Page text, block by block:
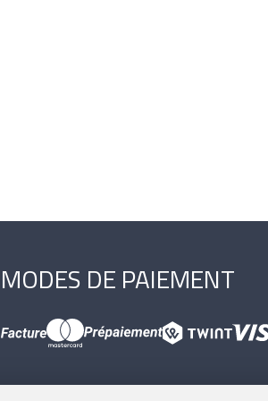
MODES DE PAIEMENT